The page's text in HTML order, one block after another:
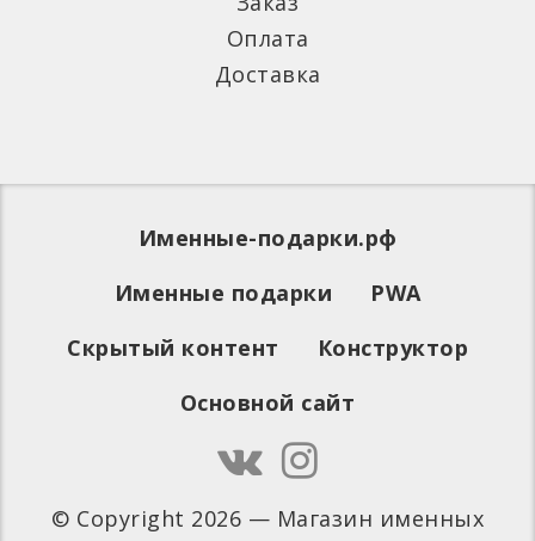
Оплата
Доставка
Именные-подарки.рф
Именные подарки
PWA
Скрытый контент
Конструктор
Основной сайт
© Copyright 2026 — Магазин именных